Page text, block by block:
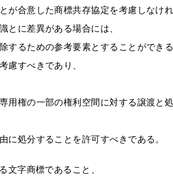
が合意した商標共存協定を考慮しなけれ
とに差異がある場合には、
するための参考要素とすることができる
慮すべきであり、
用権の一部の権利空間に対する譲渡と
に処分することを許可すべきである。
文字商標であること、